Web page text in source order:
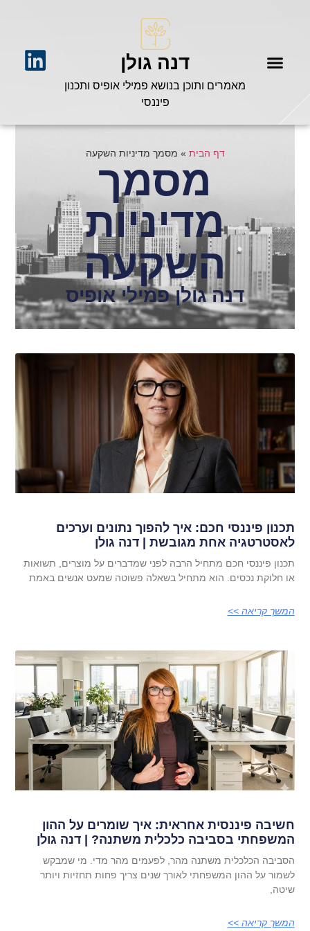
דנה גולן
מאמרים ותוכן בנושא פמילי אופיס ותכנון
פיננסי
דף הבית » מסמך מדיניות השקעה
מסמך
מדיניות
השקעה
דנה גולן פמילי אופיס
תכנון פיננסי חכם: איך להפוך נתונים וערכים
לאסטרטגיה אחת מגובשת | דנה גולן
תכנון פיננסי חכם מתחיל הרבה לפני שמדברים על מוצרים, תשואות
או חלוקת נכסים. הוא מתחיל בשאלה פשוטה שמעט אנשים באמת
המשך קריאה >>
חשיבה פיננסית אחראית: איך שומרים על ההון
המשפחתי בסביבה כלכלית משתנה? | דנה גולן
הסביבה הכלכלית משתנה מהר, לפעמים מהר מדי. מי שמבקש
לשמור על ההון המשפחתי לאורך שנים צריך פחות תחזיות ויותר
שיטה,
המשך קריאה >>